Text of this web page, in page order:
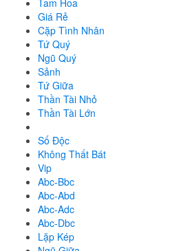
Tam Hoa
Giá Rẻ
Cặp Tình Nhân
Tứ Quý
Ngũ Quý
Sảnh
Tứ Giữa
Thần Tài Nhỏ
Thần Tài Lớn
Số Độc
Không Thất Bát
Vip
Abc-Bbc
Abc-Abd
Abc-Adc
Abc-Dbc
Lặp Kép